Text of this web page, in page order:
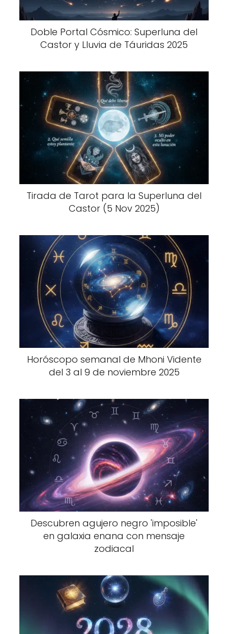
Doble Portal Cósmico: Superluna del
Castor y Lluvia de Táuridas 2025
Tirada de Tarot para la Superluna del
Castor (5 Nov 2025)
Horóscopo semanal de Mhoni Vidente
del 3 al 9 de noviembre 2025
Descubren agujero negro 'imposible'
en galaxia enana con mensaje
zodiacal